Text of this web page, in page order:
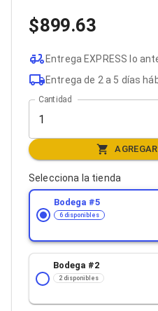
Adaptadores Video DVI
Adaptadores Video VGA /
Adaptadores Audio
Adaptadores Audio AUX
Adaptadores Audio USB
Dispositivos de Entrada
Teclados
Teclados Numéricos
Controles de Juego para PC
Servidores
Accesorios para Servidores
Racks y Gabinetes
Charolas para Racks y
Cableado Estructurado
Cables KVM
Fuentes de Poder
Enfriamiento para
Soportes y Paneles
899.63
Entrega EXPRESS lo
Entrega de 2 a 5 días
Cantidad
Selecciona la tienda
Bodega #5
6 disponibles
Bodega #2
2 disponibles